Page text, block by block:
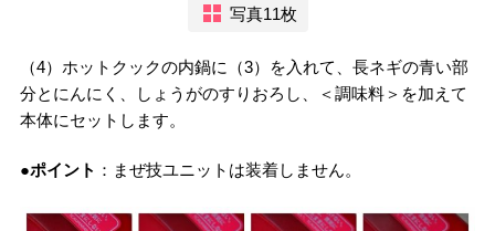
写真11枚
（4）ホットクックの内鍋に（3）を入れて、長ネギの青い部
分とにんにく、しょうがのすりおろし、＜調味料＞を加えて
本体にセットします。
●ポイント ：まぜ技ユニットは装着しません。